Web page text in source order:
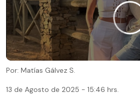
Por: Matías Gálvez S.
13 de Agosto de 2025 - 15:46 hrs.